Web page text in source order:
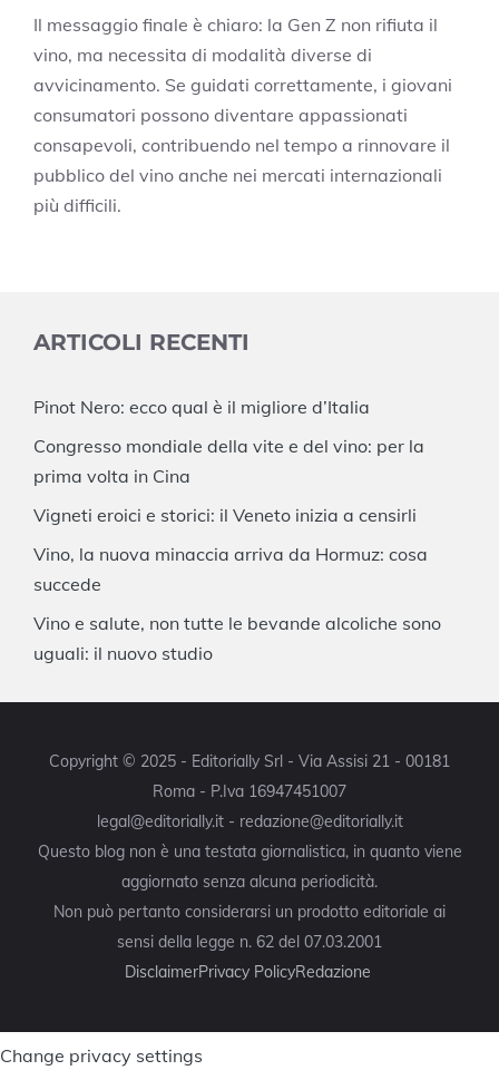
Il messaggio finale è chiaro: la Gen Z non rifiuta il
vino, ma necessita di modalità diverse di
avvicinamento. Se guidati correttamente, i giovani
consumatori possono diventare appassionati
consapevoli, contribuendo nel tempo a rinnovare il
pubblico del vino anche nei mercati internazionali
più difficili.
ARTICOLI RECENTI
Pinot Nero: ecco qual è il migliore d’Italia
Congresso mondiale della vite e del vino: per la
prima volta in Cina
Vigneti eroici e storici: il Veneto inizia a censirli
Vino, la nuova minaccia arriva da Hormuz: cosa
succede
Vino e salute, non tutte le bevande alcoliche sono
uguali: il nuovo studio
Copyright © 2025 - Editorially Srl - Via Assisi 21 - 00181
Roma - P.Iva 16947451007
legal@editorially.it - redazione@editorially.it
Questo blog non è una testata giornalistica, in quanto viene
aggiornato senza alcuna periodicità.
Non può pertanto considerarsi un prodotto editoriale ai
sensi della legge n. 62 del 07.03.2001
DisclaimerPrivacy PolicyRedazione
Change privacy settings